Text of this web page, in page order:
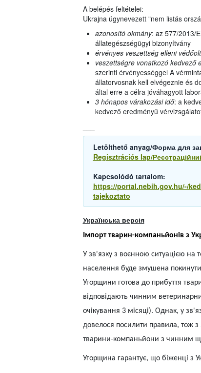
A belépés feltételei:
Ukrajna úgynevezett "nem listás
azonosító okmány: az 577/2013/
állategészségügyi bizonyítvány
érvényes veszettség elleni
veszettségre vonatkozó kedvező
szerinti érvényességgel A
állatorvosnak kell elvégeznie és
által erre a célra jóváhagyott
3 hónapos várakozási idő: a
kedvező eredményű
Letölthető anyag/Форма для
Regisztrációs lap/
Kapcsolódó tartalom:
https://portal.nebih.gov.hu/-/
tajekoztato
Українська версія
Імпорт тварин-компаньйонів з
У зв'язку з воєнною ситуацією на
населення буде змушена
Угорщини готова до прибуття
відповідають чинним
очікування 3 місяці). Однак, у
довелося посилити правила, тож з
тварини-компаньйони з чинним
Угорщина гарантує, що біженці з